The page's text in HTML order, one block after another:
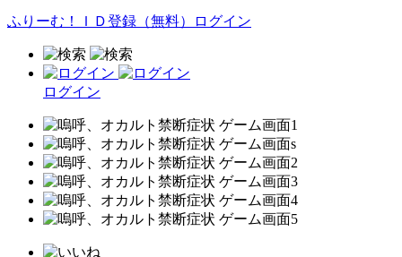
ふりーむ！ＩＤ登録（無料） ログイン
ログイン